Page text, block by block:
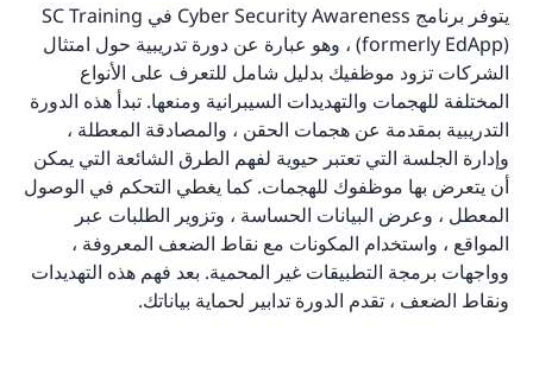
يتوفر برنامج Cyber Security Awareness في SC Training
(formerly EdApp) ، وهو عبارة عن دورة تدريبية حول امتثال
الشركات تزود موظفيك بدليل شامل للتعرف على الأنواع
المختلفة للهجمات والتهديدات السيبرانية ومنعها. تبدأ هذه الدورة
التدريبية بمقدمة عن هجمات الحقن ، والمصادقة المعطلة ،
وإدارة الجلسة التي تعتبر حيوية لفهم الطرق الشائعة التي يمكن
أن يتعرض بها موظفوك للهجمات. كما يغطي التحكم في الوصول
المعطل ، وعرض البيانات الحساسة ، وتزوير الطلبات عبر
المواقع ، واستخدام المكونات مع نقاط الضعف المعروفة ،
وواجهات برمجة التطبيقات غير المحمية. بعد فهم هذه التهديدات
ونقاط الضعف ، تقدم الدورة تدابير لحماية بياناتك.